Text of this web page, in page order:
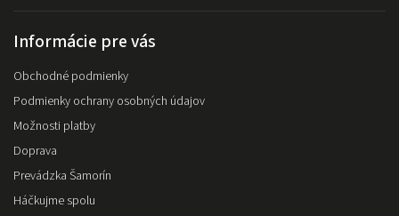
Informácie pre vás
Obchodné podmienky
Podmienky ochrany osobných údajov
Možnosti platby
Doprava
Prevádzka Šamorín
Háčkujme spolu